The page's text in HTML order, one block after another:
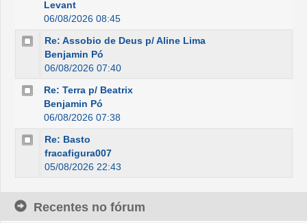
Levant
06/08/2026 08:45
Re: Assobio de Deus p/ Aline Lima
Benjamin Pó
06/08/2026 07:40
Re: Terra p/ Beatrix
Benjamin Pó
06/08/2026 07:38
Re: Basto
fracafigura007
05/08/2026 22:43
Recentes no fórum